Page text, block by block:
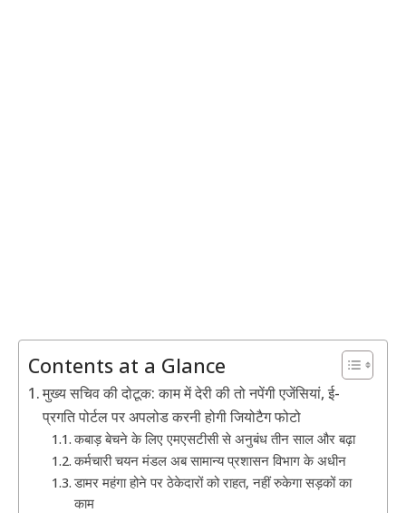
Contents at a Glance
मुख्य सचिव की दोटूक: काम में देरी की तो नपेंगी एजेंसियां, ई-
प्रगति पोर्टल पर अपलोड करनी होगी जियोटैग फोटो
​कबाड़ बेचने के लिए एमएसटीसी से अनुबंध तीन साल और बढ़ा
​कर्मचारी चयन मंडल अब सामान्य प्रशासन विभाग के अधीन
​डामर महंगा होने पर ठेकेदारों को राहत, नहीं रुकेगा सड़कों का
काम